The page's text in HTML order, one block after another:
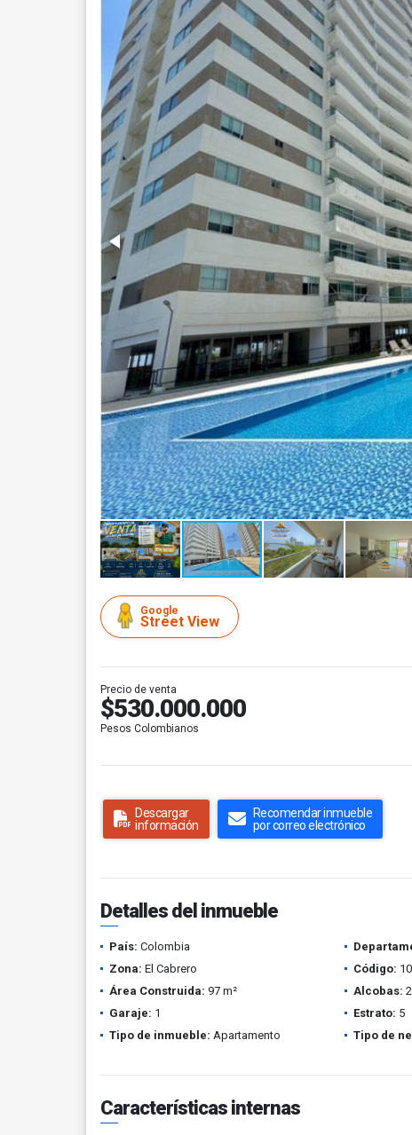
Google
Street View
Precio de venta
$530.000.000
Pesos Colombianos
Descargar
información
Recomendar inmueble
por correo electrónico
Detalles del inmueble
País: Colombia
Zona: El Cabrero Código:
Área Construida: 97 m² Alcobas: 2
Garaje: 1 Estrato: 5
Tipo de inmueble: Apartamento Tipo de
Características internas